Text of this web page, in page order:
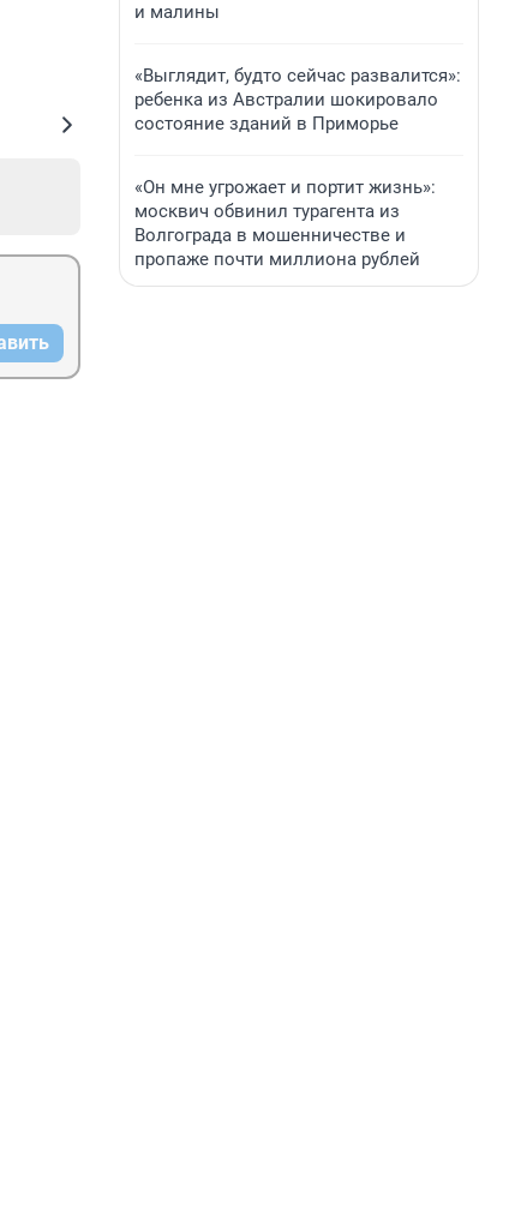
и малины
«Выглядит, будто сейчас развалится»:
ребенка из Австралии шокировало
состояние зданий в Приморье
«Он мне угрожает и портит жизнь»:
москвич обвинил турагента из
Волгограда в мошенничестве и
пропаже почти миллиона рублей